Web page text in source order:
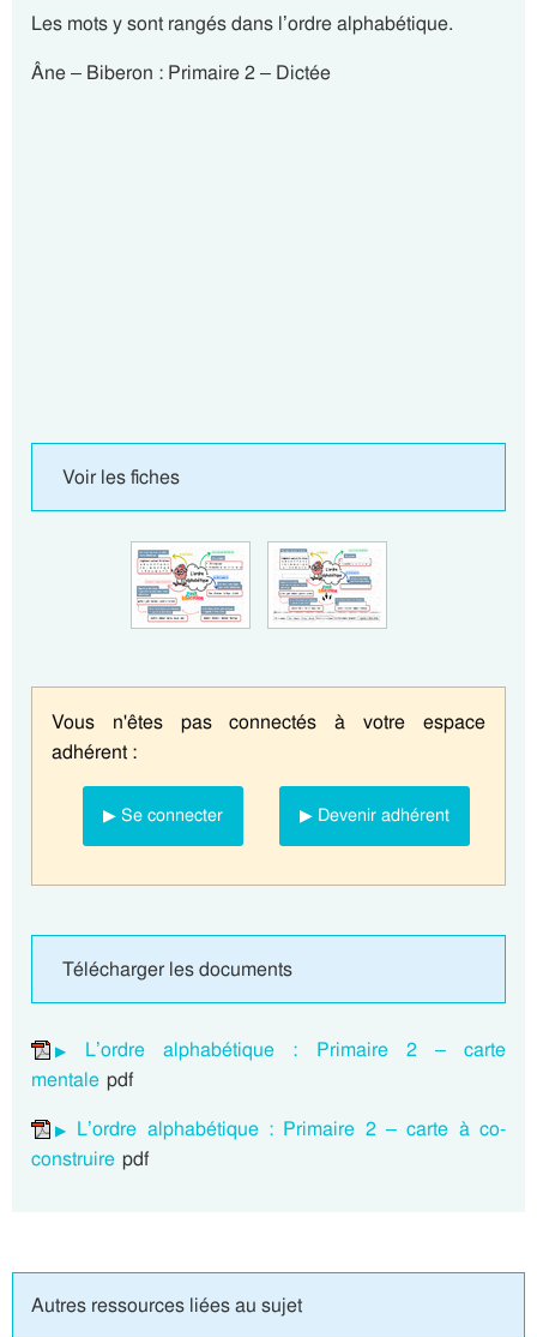
Les mots y sont rangésdans l’ordre alphabétique.
Âne – Biberon : Primaire 2 – Dictée
Voir les fiches
Vous n'êtes pas connectés à votre espace
adhérent :
▶ Se connecter ▶ Devenir adhérent
Télécharger les documents
L’ordre alphabétique : Primaire 2 – carte
mentale pdf
L’ordre alphabétique : Primaire 2 – carte à co-
construire pdf
Autres ressources liées au sujet